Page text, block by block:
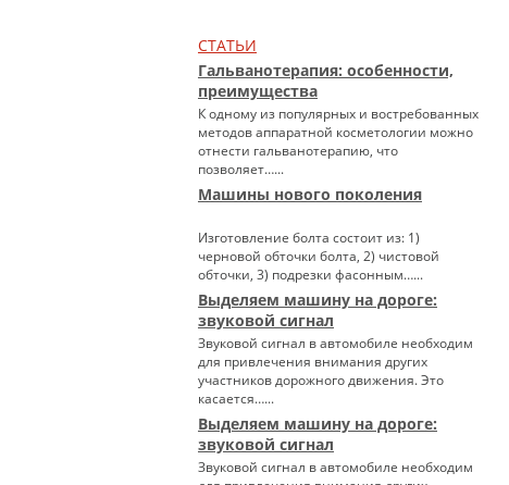
СТАТЬИ
Гальванотерапия: особенности,
преимущества
К одному из популярных и востребованных
методов аппаратной косметологии можно
отнести гальванотерапию, что
позволяет…...
Машины нового поколения
Изготовление болта состоит из: 1)
черновой обточки болта, 2) чистовой
обточки, 3) подрезки фасонным…...
Выделяем машину на дороге:
звуковой сигнал
Звуковой сигнал в автомобиле необходим
для привлечения внимания других
участников дорожного движения. Это
касается…...
Выделяем машину на дороге:
звуковой сигнал
Звуковой сигнал в автомобиле необходим